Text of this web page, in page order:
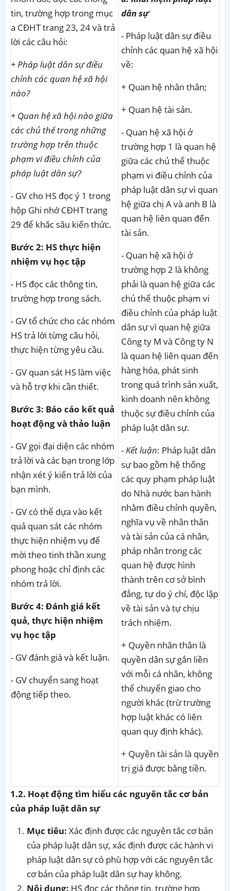
tin, trường hợp trong mục
a CĐHT trang 23, 24 và trả
lời các câu hỏi:
+ Pháp luật dân sự điều
chỉnh các quan hệ xã hội
nào?
+ Quan hệ xã hội nào giữa
các chủ thể trong những
trường hợp trên thuộc
phạm vi điều chỉnh của
pháp luật dân sự?
- GV cho HS đọc ý 1 trong
hộp Ghi nhớ CĐHT trang
29 để khắc sâu kiến thức.
Bước 2: HS thực hiện
nhiệm vụ học tập
- HS đọc các thông tin,
trường hợp trong sách.
- GV tổ chức cho các nhóm
HS trả lời từng câu hỏi,
thực hiện từng yêu cầu.
- GV quan sát HS làm việc
và hỗ trợ khi cần thiết.
Bước 3: Báo cáo kết quả
hoạt động và thảo luận
- GV gọi đại diện các nhóm
trả lời và các bạn trong lớp
nhận xét ý kiến trả lời của
bạn mình.
- GV có thể dựa vào kết
quả quan sát các nhóm
thực hiện nhiệm vụ để
mời theo tinh thần xung
phong hoặc chỉ định các
nhóm trả lời.
Bước 4: Đánh giá kết
quả, thực hiện nhiệm
vụ học tập
- GV đánh giá và kết luận.
- GV chuyển sang hoạt
động tiếp theo.
dân sự
- Pháp luật dân sự điều
chỉnh các quan hệ xã hội
về:
+ Quan hệ nhân thân;
+ Quan hệ tài sản.
- Quan hệ xã hội ở
trường hợp 1 là quan hệ
giữa các chủ thể thuộc
phạm vi điều chỉnh của
pháp luật dân sự vì quan
hệ giữa chị A và anh B là
quan hệ liên quan đến
tài sản.
- Quan hệ xã hội ở
trường hợp 2 là không
phải là quan hệ giữa các
chủ thể thuộc phạm vi
điều chỉnh của pháp luật
dân sự vì quan hệ giữa
Công ty M và Công ty N
là quan hệ liên quan đến
hàng hóa, phát sinh
trong quá trình sản xuất,
kinh doanh nên không
thuộc sự điều chỉnh của
pháp luật dân sự.
-Kết luận: Pháp luật dân
sự bao gồm hệ thống
các quy phạm pháp luật
do Nhà nước ban hành
nhằm điều chỉnh quyền,
nghĩa vụ về nhân thân
và tài sản của cá nhân,
pháp nhân trong các
quan hệ được hình
thành trên cơ sở bình
đẳng, tự do ý chí, độc lập
về tài sản và tự chịu
trách nhiệm.
+ Quyền nhân thân là
quyền dân sự gắn liền
với mỗi cá nhân, không
thể chuyển giao cho
người khác (trừ trường
hợp luật khác có liên
quan quy định khác).
+ Quyền tài sản là quyền
trị giá được bằng tiền.
1.2. Hoạt động tìm hiểu các nguyên tắc cơ bản
của pháp luật dân sự
Mục tiêu: Xác định được các nguyên tắc cơ bản
của pháp luật dân sự, xác định được các hành vi
pháp luật dân sự có phù hợp với các nguyên tắc
cơ bản của pháp luật dân sự hay không.
Nội dung: HS đọc các thông tin, trường hợp